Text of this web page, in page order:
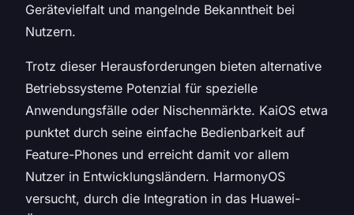
Gerätevielfalt und mangelnde Bekanntheit bei
Nutzern.
Trotz dieser Herausforderungen bieten alternative
Betriebssysteme Potenzial für spezielle
Anwendungsfälle oder Nischenmärkte. KaiOS etwa
punktet durch seine einfache Bedienbarkeit auf
Feature-Phones und erreicht damit vor allem
Nutzer in Entwicklungsländern. HarmonyOS
versucht, durch die Integration in das Huawei-